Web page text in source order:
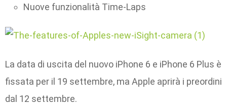
Nuove funzionalità Time-Laps
La data di uscita del nuovo iPhone 6 e iPhone 6 Plus è
fissata per il 19 settembre, ma Apple aprirà i preordini
dal 12 settembre.